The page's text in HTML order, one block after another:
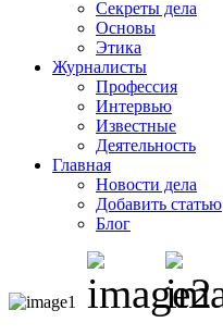
Секреты дела
Основы
Этика
Журналисты
Профессия
Интервью
Известные
Деятельность
Главная
Новости дела
Добавить статью
Блог